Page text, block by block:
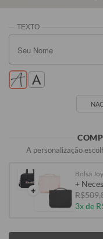
A personalização
+
Bolsa
+
3x de